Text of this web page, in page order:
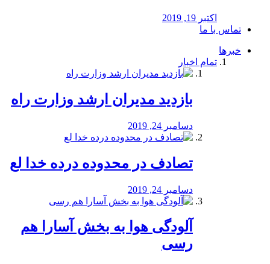
اکتبر 19, 2019
تماس با ما
خبرها
تمام اخبار
بازدید مدیران ارشد وزارت راه
دسامبر 24, 2019
تصادف در محدوده درده خدا لع
دسامبر 24, 2019
آلودگی هوا به بخش آسارا هم
رسی